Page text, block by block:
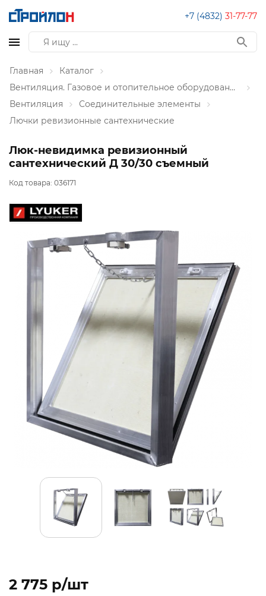
+7 (4832) 31-77-77
Главная
Каталог
Вентиляция. Газовое и отопительное оборудование
Вентиляция
Соединительные элементы
Лючки ревизионные сантехнические
Люк-невидимка ревизионный
сантехнический Д 30/30 съемный
Код товара: 036171
2 775 p/шт